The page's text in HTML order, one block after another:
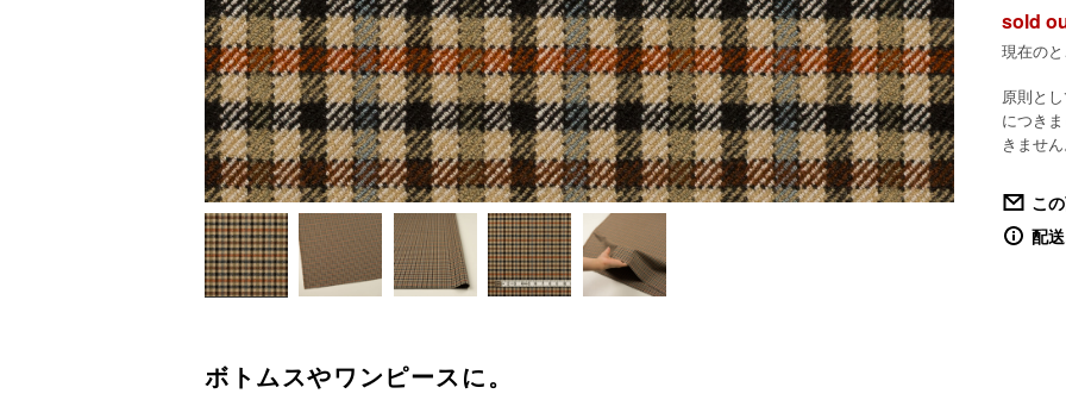
sold
現在の
原則と
につき
きませ
こ
配
ボトムスやワンピースに。